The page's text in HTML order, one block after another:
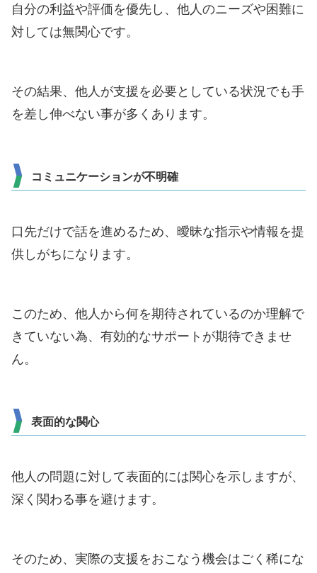
自分の利益や評価を優先し、他人のニーズや困難に
対しては無関心です。
その結果、他人が支援を必要としている状況でも手
を差し伸べない事が多くあります。
コミュニケーションが不明確
口先だけで話を進めるため、曖昧な指示や情報を提
供しがちになります。
このため、他人から何を期待されているのか理解で
きていない為、有効的なサポートが期待できませ
ん。
表面的な関心
他人の問題に対して表面的には関心を示しますが、
深く関わる事を避けます。
そのため、実際の支援をおこなう機会はごく稀にな